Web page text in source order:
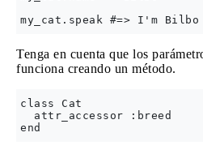
Tenga en cuenta que los
funciona creando un método.
class Cat
  attr_accessor :breed